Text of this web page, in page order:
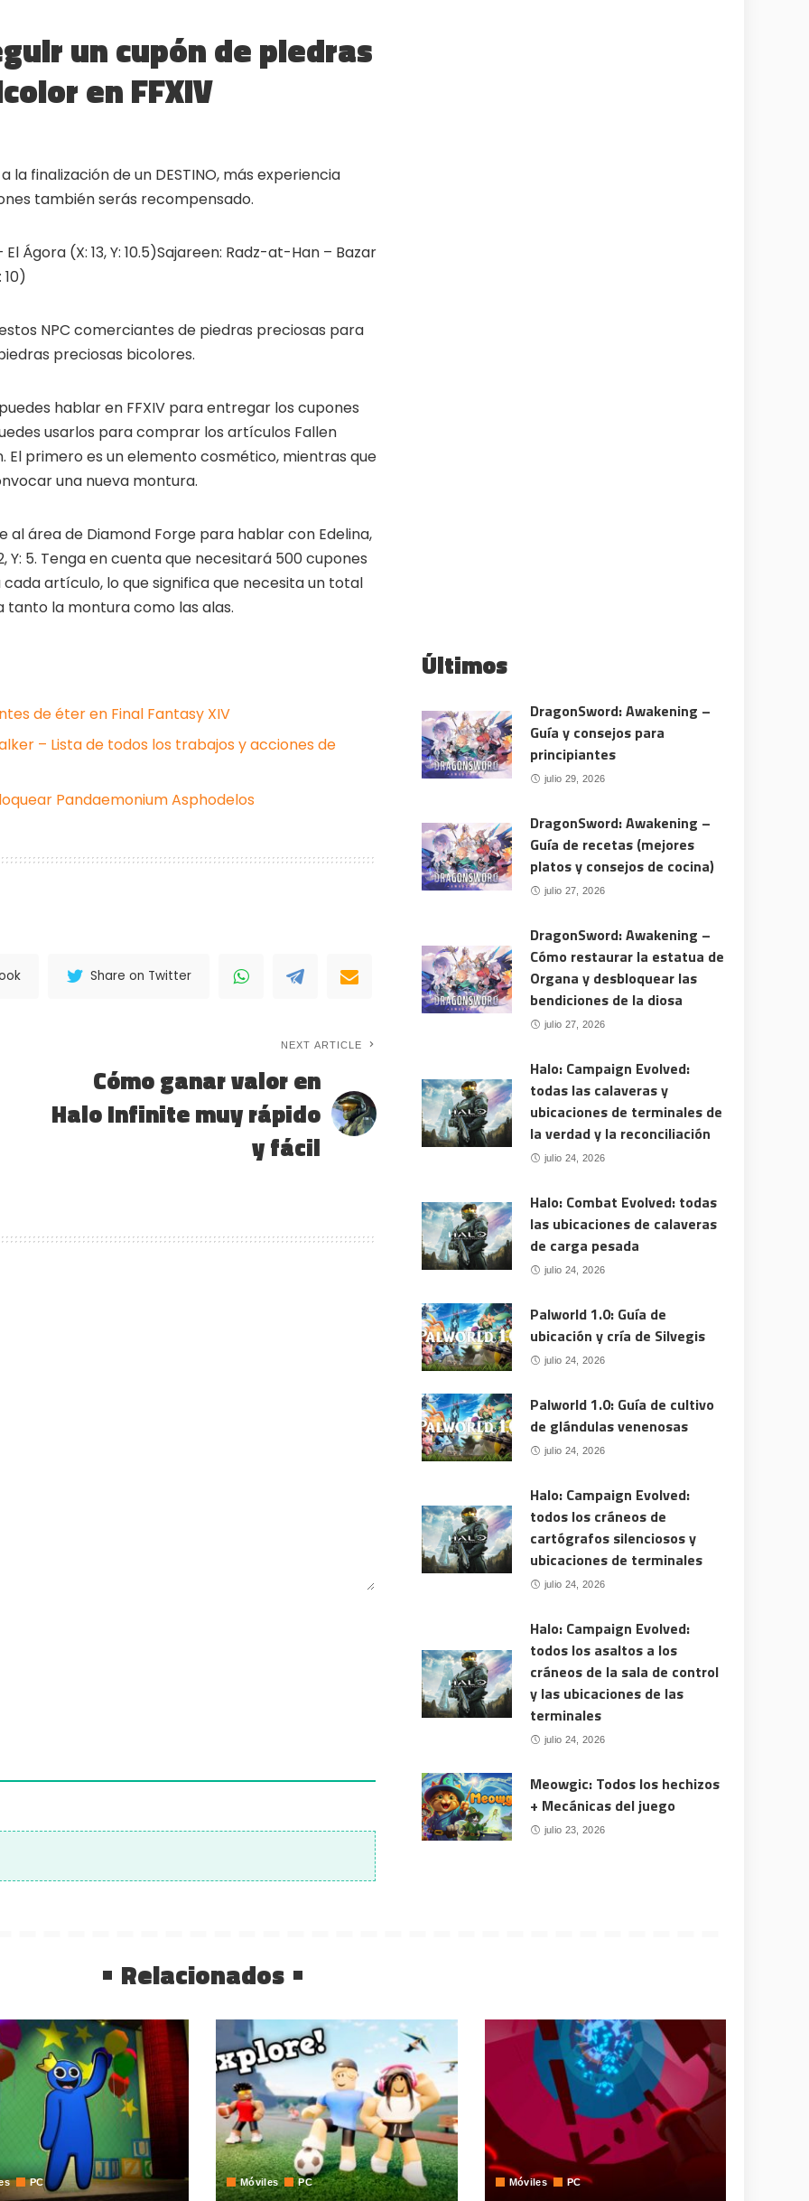
un cupón de piedras
en FFXIV
la finalización de un DESTINO, más experiencia
también serás recompensado.
Ágora (X: 13, Y: 10.5)Sajareen: Radz-at-Han – Bazar
10)
NPC comerciantes de piedras preciosas para
preciosas bicolores.
hablar en FFXIV para entregar los cupones
usarlos para comprar los artículos Fallen
El primero es un elemento cosmético, mientras que
una nueva montura.
al área de Diamond Forge para hablar con Edelina,
Y: 5. Tenga en cuenta que necesitará 500 cupones
artículo, lo que significa que necesita un total
tanto la montura como las alas.
de éter en Final Fantasy XIV
– Lista de todos los trabajos y acciones de
Pandaemonium Asphodelos
Share on Twitter
NEXT ARTICLE
Cómo ganar valor en
Halo Infinite muy rápido
y fácil
Últimos
DragonSword: Awakening –
Guía y consejos para
principiantes
julio 29, 2026
DragonSword: Awakening –
Guía de recetas (mejores
platos y consejos de cocina)
julio 27, 2026
DragonSword: Awakening –
Cómo restaurar la estatua de
Organa y desbloquear las
bendiciones de la diosa
julio 27, 2026
Halo: Campaign Evolved:
todas las calaveras y
ubicaciones de terminales de
la verdad y la reconciliación
julio 24, 2026
Halo: Combat Evolved: todas
las ubicaciones de calaveras
de carga pesada
julio 24, 2026
Palworld 1.0: Guía de
ubicación y cría de Silvegis
julio 24, 2026
Palworld 1.0: Guía de cultivo
de glándulas venenosas
julio 24, 2026
Halo: Campaign Evolved:
todos los cráneos de
cartógrafos silenciosos y
ubicaciones de terminales
julio 24, 2026
Halo: Campaign Evolved:
todos los asaltos a los
cráneos de la sala de control
y las ubicaciones de las
terminales
julio 24, 2026
Meowgic: Todos los hechizos
+ Mecánicas del juego
julio 23, 2026
Relacionados
PC Móviles PC Móviles PC